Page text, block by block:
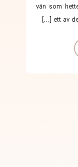
vän som
ett av